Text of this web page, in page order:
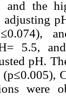
the
5.5,
pH.
were